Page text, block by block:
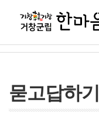
묻고답하기